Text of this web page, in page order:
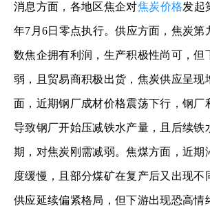
消息方面，各地区焦企对焦炭价格发起
年7月6日零点执行。供应方面，焦炭第
数焦企拥有利润，生产积极性尚可，但
弱，且贸易商积极出货，焦炭供应呈现
面，近期钢厂成材价格震荡下行，钢厂
导致钢厂开始压减铁水产量，且后续铁
期，对焦炭刚需减弱。焦煤方面，近期
度缓慢，且部分煤矿在复产后又出现不
供应延续偏紧格局，但下游出现恐高情